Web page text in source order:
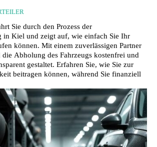
Sie durch den Prozess der
in Kiel und zeigt auf, wie einfach Sie Ihr
können. Mit einem zuverlässigen Partner
Abholung des Fahrzeugs kostenfrei und
gestaltet. Erfahren Sie, wie Sie zur
beitragen können, während Sie finanziell